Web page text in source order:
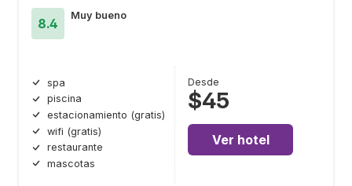
8.4
Muy bueno
spa
piscina
estacionamiento (gratis)
wifi (gratis)
restaurante
mascotas
Desde
$45
Ver hotel